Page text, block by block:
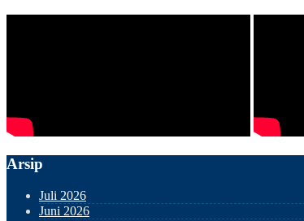
Arsip
Juli 2026
Juni 2026